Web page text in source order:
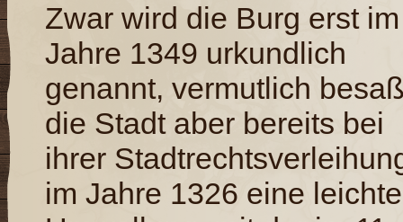
Zwar wird die Burg erst im
Jahre 1349 urkundlich
genannt, vermutlich
die Stadt aber bereits bei
ihrer
im Jahre 1326 eine